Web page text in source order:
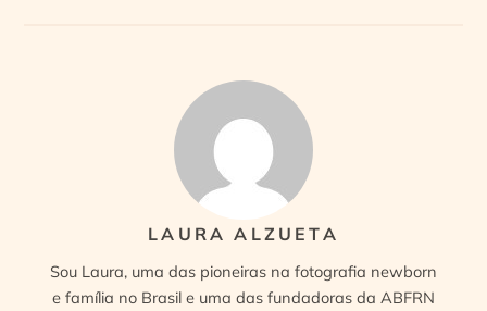
LAURA ALZUETA
Sou Laura, uma das pioneiras na fotografia newborn
e família no Brasil e uma das fundadoras da ABFRN